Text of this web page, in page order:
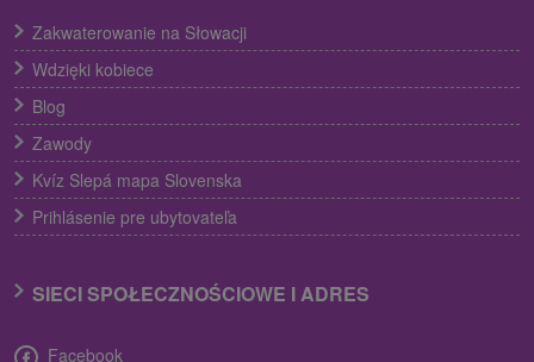
Zakwaterowanie na Słowacji
Wdzięki kobiece
Blog
Zawody
Kvíz Slepá mapa Slovenska
Prihlásenie pre ubytovateľa
SIECI SPOŁECZNOŚCIOWE I ADRES
Facebook